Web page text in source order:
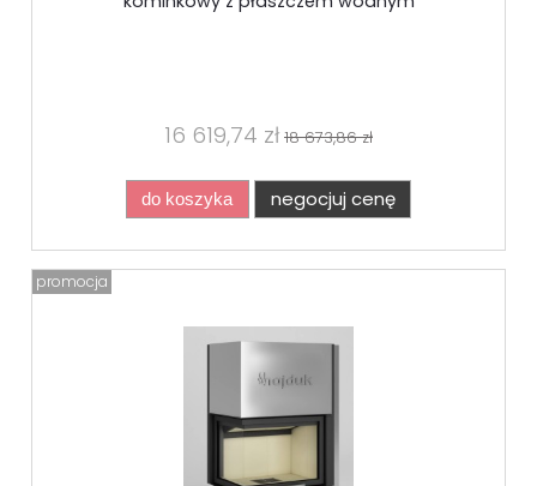
16 619,74 zł 18 673,86 zł
do koszyka negocjuj cenę
promocja